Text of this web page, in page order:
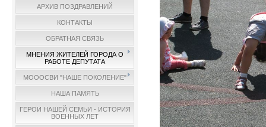
АРХИВ ПОЗДРАВЛЕНИЙ
КОНТАКТЫ
ОБРАТНАЯ СВЯЗЬ
МНЕНИЯ ЖИТЕЛЕЙ ГОРОДА О
РАБОТЕ ДЕПУТАТА
МОООСВИ "НАШЕ ПОКОЛЕНИЕ"
НАША ПАМЯТЬ
ГЕРОИ НАШЕЙ СЕМЬИ - ИСТОРИЯ
ВОЕННЫХ ЛЕТ